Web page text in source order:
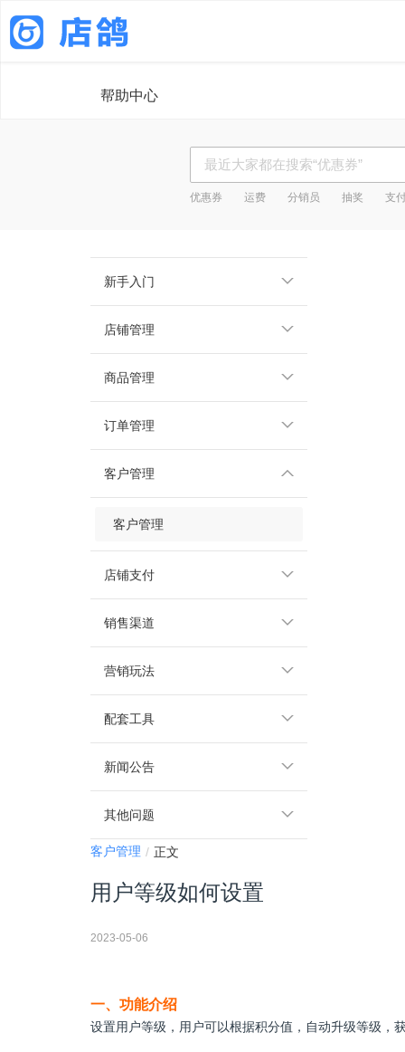
帮助中心
优惠券 运费 分销员 抽奖 支
新手入门
店铺管理
商品管理
订单管理
客户管理
客户管理
店铺支付
销售渠道
营销玩法
配套工具
新闻公告
其他问题
客户管理 正文
用户等级如何设置
2023-05-06
一、功能介绍
设置用户等级，用户可以根据积分值，自动升级等级，